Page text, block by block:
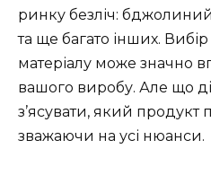
ринку безліч:
та ще багато інших.
матеріалу може значно
вашого виробу. Але що
з’ясувати, який продукт
зважаючи на усі нюанси.